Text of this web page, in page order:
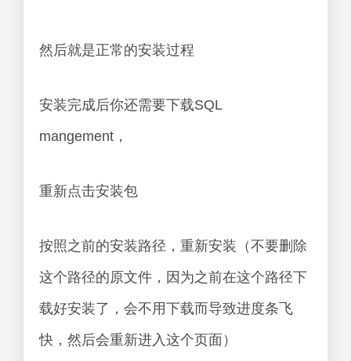
然后就是正常的安装过程
安装完成后你还需要下载SQL
mangement，
重新点击安装包
按照之前的安装路径，重新安装（不要删除
这个路径的原文件，因为之前在这个路径下
载好安装了，会不用下载而导致进度条飞
快，然后会重新进入这个页面）